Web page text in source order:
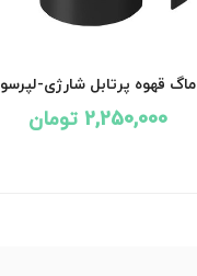
ماگ قهوه پرتابل شارژی-لپرسو
2,250,000 تومان